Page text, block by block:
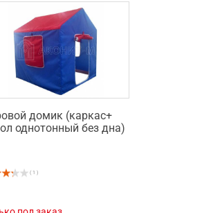
домик (каркас+
однотонный без дна)
( 1 )